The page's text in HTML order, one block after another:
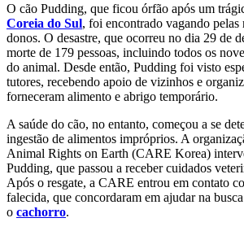
O cão Pudding, que ficou órfão após um
Coreia do Sul, foi encontrado vagando pelas
donos. O desastre, que ocorreu no dia 29 de
morte de 179 pessoas, incluindo todos os
do animal. Desde então, Pudding foi visto
tutores, recebendo apoio de vizinhos e
forneceram alimento e abrigo temporário.
A saúde do cão, no entanto, começou a se
ingestão de alimentos impróprios. A
Animal Rights on Earth (CARE Korea)
Pudding, que passou a receber cuidados
Após o resgate, a CARE entrou em contato
falecida, que concordaram em ajudar na
o cachorro.